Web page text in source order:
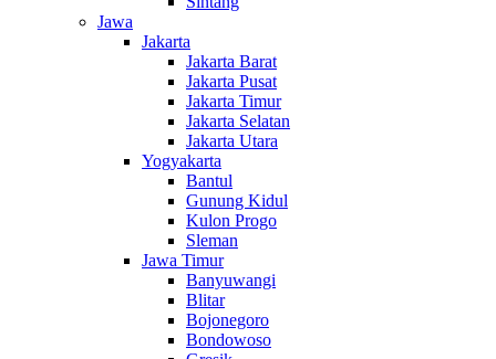
Jawa
Jakarta
Jakarta Barat
Jakarta Pusat
Jakarta Timur
Jakarta Selatan
Jakarta Utara
Yogyakarta
Bantul
Gunung Kidul
Kulon Progo
Sleman
Jawa Timur
Banyuwangi
Blitar
Bojonegoro
Bondowoso